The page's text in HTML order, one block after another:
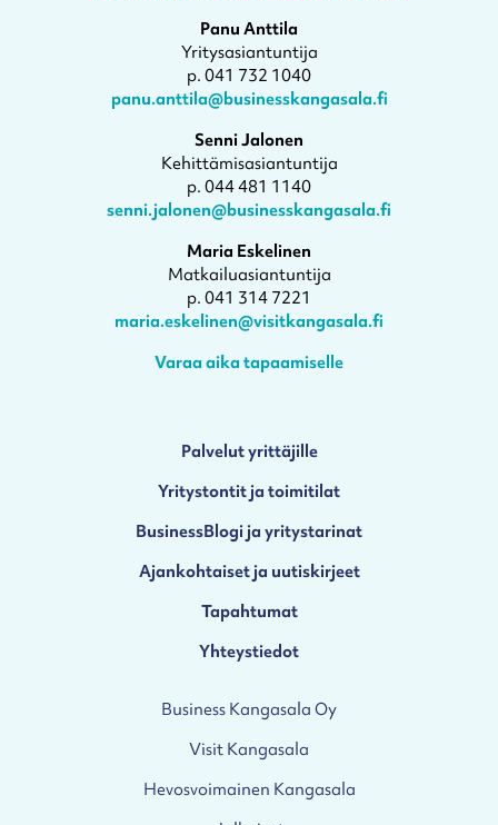
Panu Anttila
Yritysasiantuntija
p. 041 732 1040
panu.anttila@businesskangasala.fi
Senni Jalonen
Kehittämisasiantuntija
p. 044 481 1140
senni.jalonen@businesskangasala.fi
Maria Eskelinen
Matkailuasiantuntija
p. 041 314 7221
maria.eskelinen@visitkangasala.fi
Varaa aika tapaamiselle
Palvelut yrittäjille
Yritystontit ja toimitilat
BusinessBlogi ja yritystarinat
Ajankohtaiset ja uutiskirjeet
Tapahtumat
Yhteystiedot
Business Kangasala Oy
Visit Kangasala
Hevosvoimainen Kangasala